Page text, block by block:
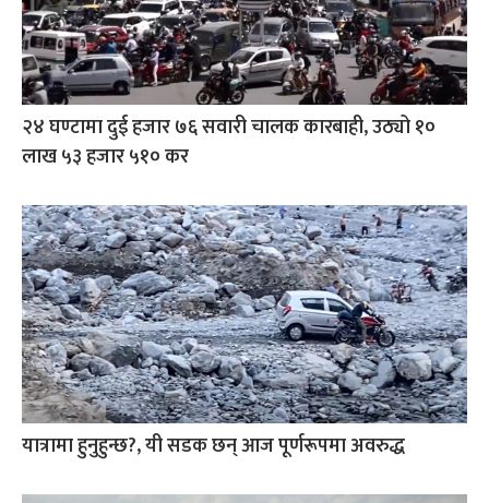
२४ घण्टामा दुई हजार ७६ सवारी चालक कारबाही, उठ्यो १०
लाख ५३ हजार ५१० कर
यात्रामा हुनुहुन्छ?, यी सडक छन् आज पूर्णरूपमा अवरुद्ध